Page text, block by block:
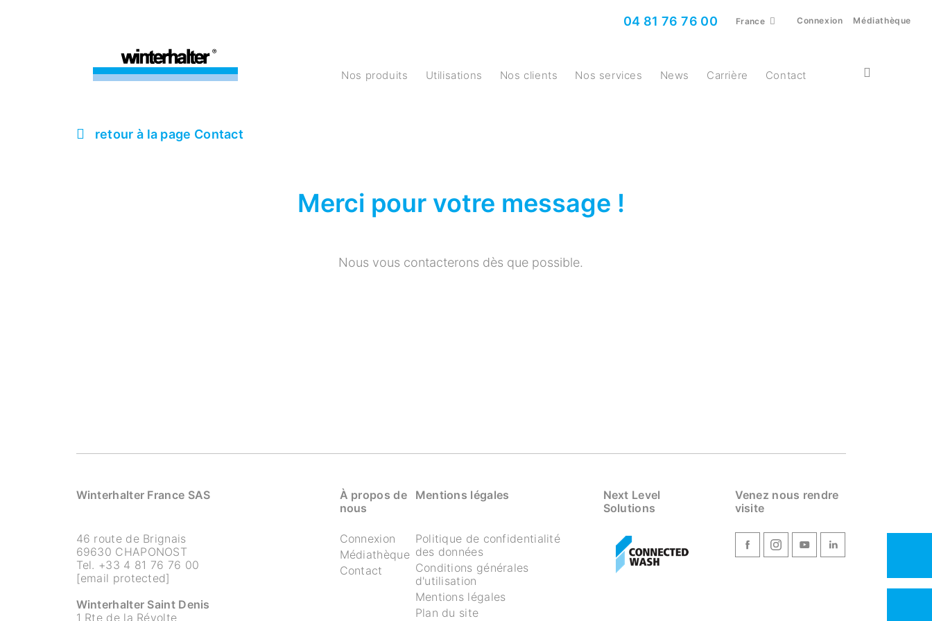
04 81 76 76 00 France Connexion Médiathèque
Nos produits Utilisations Nos clients Nos services News Carrière Contact
retour à la page Contact
Merci pour votre message !
Nous vous contacterons dès que possible.
Winterhalter France SAS
46 route de Brignais
69630 CHAPONOST
Tel. +33 4 81 76 76 00
[email protected]
Winterhalter Saint Denis
1 Rte de la Révolte
À propos de
nous
Connexion
Médiathèque
Contact
Mentions légales
Politique de confidentialité
des données
Conditions générales
d'utilisation
Mentions légales
Plan du site
Next Level
Solutions
Venez nous rendre
visite